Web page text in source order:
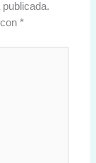
con*